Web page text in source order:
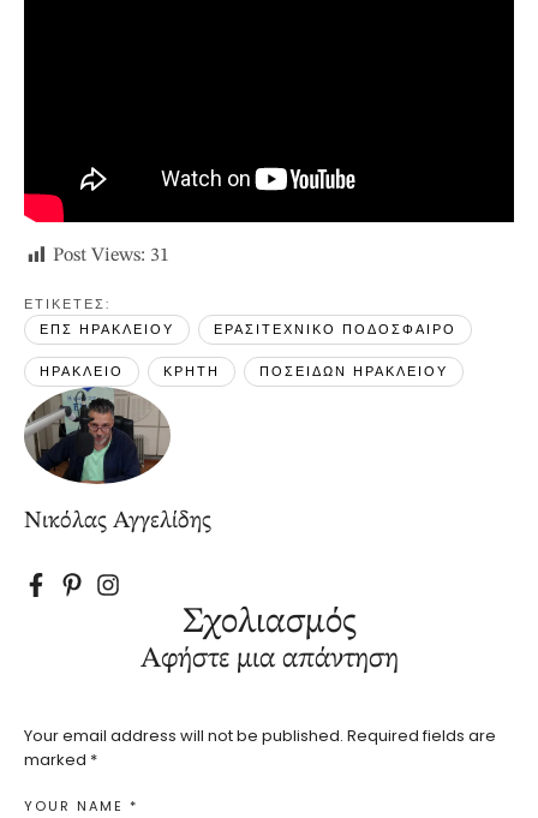
Post Views: 31
ΕΤΙΚΕΤΕΣ:
ΕΠΣ ΗΡΑΚΛΕΙΟΥ
ΕΡΑΣΙΤΕΧΝΙΚΟ ΠΟΔΟΣΦΑΙΡΟ
ΗΡΑΚΛΕΙΟ ΚΡΗΤΗ ΠΟΣΕΙΔΩΝ ΗΡΑΚΛΕΙΟΥ
Νικόλας Αγγελίδης
Σχολιασμός
Αφήστε μια απάντηση
Your email address will not be published. Required fields are
marked *
YOUR NAME *